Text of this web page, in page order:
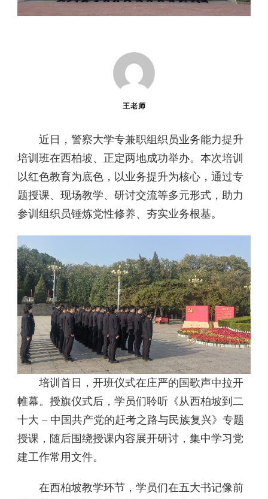
王老师
近日，警察大学专兼职组织员业务能力提升
培训班在西柏坡、正定两地成功举办。本次培训
以红色教育为底色，以业务提升为核心，通过专
题授课、现场教学、研讨交流等多元形式，助力
参训组织员锤炼党性修养、夯实业务根基。
培训首日，开班仪式在庄严的国歌声中拉开
帷幕。授旗仪式后，学员们聆听《从西柏坡到二
十大 – 中国共产党的赶考之路与民族复兴》专题
授课，随后围绕授课内容展开研讨，集中学习党
建工作常用文件。
在西柏坡教学环节，学员们在五大书记像前